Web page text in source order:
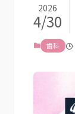
2026
4/30
歯科